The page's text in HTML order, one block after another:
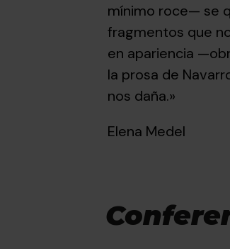
mínimo roce— se
fragmentos que
en apariencia
la prosa de
nos daña.»
Elena Medel